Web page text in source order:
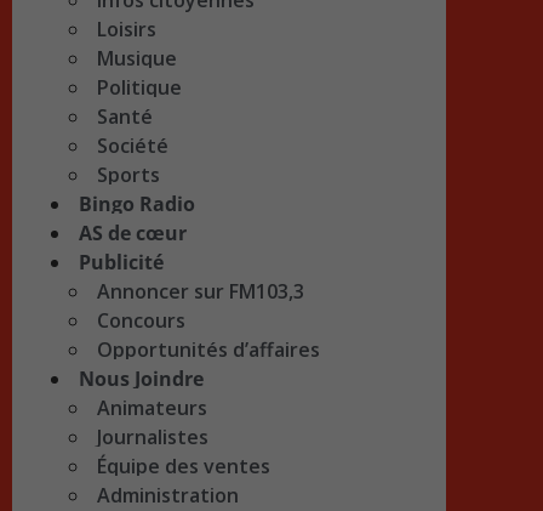
Loisirs
Musique
Politique
Santé
Société
Sports
Bingo Radio
AS de cœur
Publicité
Annoncer sur FM103,3
Concours
Opportunités d’affaires
Nous Joindre
Animateurs
Journalistes
Équipe des ventes
Administration